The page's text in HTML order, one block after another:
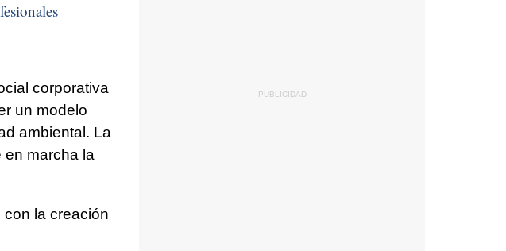
corporativa
un modelo
ambiental. La
en marcha la
la creación